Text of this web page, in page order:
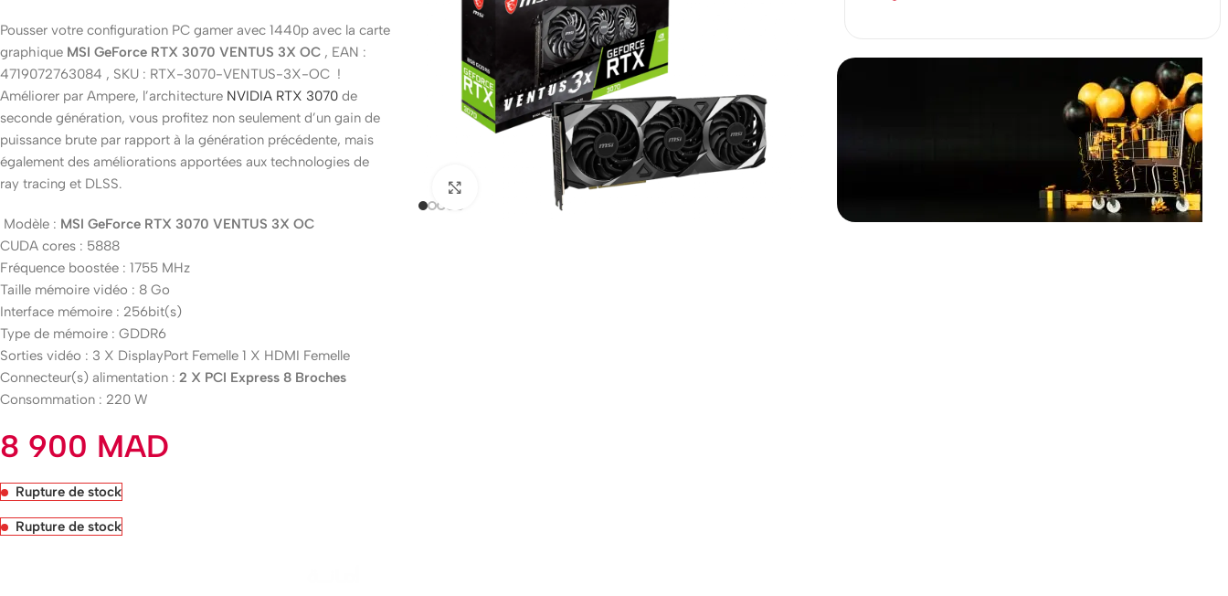
Pousser votre configuration PC gamer avec 1440p avec la carte
graphique MSI GeForce RTX 3070 VENTUS 3X OC , EAN :
4719072763084 , SKU : RTX-3070-VENTUS-3X-OC !
Améliorer par Ampere, l’architecture NVIDIA RTX 3070 de
seconde génération, vous profitez non seulement d’un gain de
puissance brute par rapport à la génération précédente, mais
également des améliorations apportées aux technologies de
ray tracing et DLSS.
Modèle : MSI GeForce RTX 3070 VENTUS 3X OC
CUDA cores : 5888
Fréquence boostée : 1755 MHz
Taille mémoire vidéo : 8 Go
Interface mémoire : 256bit(s)
Type de mémoire : GDDR6
Sorties vidéo : 3 X DisplayPort Femelle 1 X HDMI Femelle
Connecteur(s) alimentation : 2 X PCI Express 8 Broches
Consommation : 220 W
8 900 MAD
Rupture de stock
Rupture de stock
Click to enlarge